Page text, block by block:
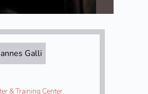
Galli
& Training Center